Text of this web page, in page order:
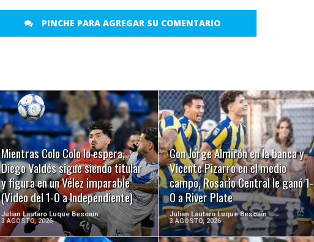
PINCHE PARA AGREGAR SU COMENTARIO
Mientras Colo Colo lo espera,
Diego Valdés sigue siendo titular
y figura en un Vélez imparable
(Video del 1-0 a Independiente)
Julian Lautaro Luque Besoaín
3 AGOSTO, 2026
LEER MÁS
Con Jorge Almirón en la banca y
Vicente Pizarro en el medio
campo, Rosario Central le ganó 1-
0 a River Plate
Julian Lautaro Luque Besoaín
3 AGOSTO, 2026
LEER MÁS